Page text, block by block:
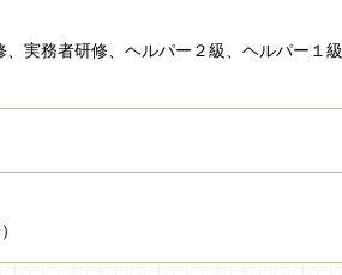
実務者研修、ヘルパー２級、ヘルパー１級